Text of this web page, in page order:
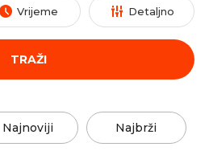
Vrijeme Detaljno
TRAŽI
Najnoviji Najbrži